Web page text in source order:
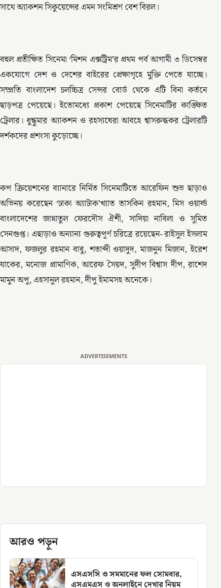
সাথে অ্যাকশন সিকুয়েন্সের এমন সংমিশ্রণ বেশ বিরল।
বহুল প্রতীক্ষিত সিনেমা ‘মিশন এক্সট্রিম’র প্রথম পর্ব আগামী ৩ ডিসেম্বর
একযোগে দেশ ও দেশের বাইরের প্রেক্ষাগৃহে মুক্তি পেতে যাচ্ছে।
সম্প্রতি বাংলাদেশ চলচ্চিত্র সেন্সর বোর্ড থেকে এটি বিনা কর্তনে
ছাড়পত্র পেয়েছে। ইতোমধ্যে প্রকাশ পেয়েছে সিনেমাটির কাঙ্ক্ষিত
ট্রেলার। ধুন্ধুমার অ্যাকশন ও রহস্যঘেরা আবহে শ্বাসরুদ্ধকর ট্রেলারটি
দর্শকদের প্রশংসা কুড়োচ্ছে।
কপ ক্রিয়েশনের ব্যানারে নির্মিত সিনেমাটিতে আরেফিন শুভ ছাড়াও
অভিনয় করেছেন ‘ঢাকা অ্যাটাক’খ্যাত তাসকিন রহমান, মিস ওয়ার্ল্ড
বাংলাদেশের জান্নাতুল ফেরদৌস ঐশী, সাদিয়া নাবিলা ও সুমিত
সেনগুপ্ত। এছাড়াও অন্যান্য গুরুত্বপূর্ণ চরিত্রে রয়েছেন- রাইসুল ইসলাম
আসাদ, ফজলুর রহমান বাবু, শতাব্দী ওয়াদুদ, মাজনুন মিজান, ইরেশ
যাকের, মনোজ প্রামাণিক, আরেফ সৈয়দ, সুদীপ বিশ্বাস দীপ, রাশেদ
মামুন অপু, এহসানুল রহমান, দীপু ইমামসহ অনেকে।
ADVERTISEMENTS
আরও পড়ুন
এসএসসি ও সমমানের ফল সোমবার,
এসএমএস ও অনলাইনে দেখার নিয়ম